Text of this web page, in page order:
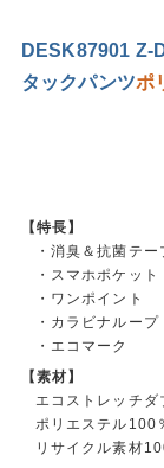
DESK87901 Z-
タックパンツポ
【特長】
・消臭＆抗菌テー
・スマホポケット
・ワンポイント
・カラビナループ
・エコマーク
【素材】
エコストレッチダ
ポリエステル100
リサイクル素材